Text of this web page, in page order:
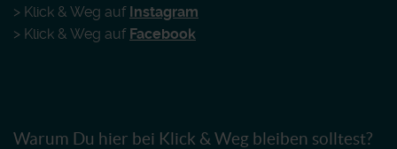
> Klick & Weg auf Instagram
> Klick & Weg auf Facebook
Warum Du hier bei Klick & Weg bleiben solltest?